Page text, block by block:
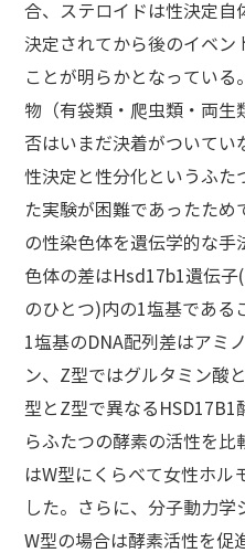
合、ステロイドは性決定自
決定されてから後のイベン
ことが明らかとなってい
物（有袋類・爬虫類・両生
否はいまだ決着がついてい
性決定と性分化というふた
た実験が困難であったた
の性染色体を遺伝学的な
色体の差はHsd17b1遺伝子
のひとつ)内の1塩基である
1塩基のDNA配列差はアミ
ン、Z型ではグルタミン酸
型とZ型で異なる
らふたつの酵素の活性を比
はW型にくらべて女性ホル
した。さらに、分子動力学
W型の場合は酵素活性を促